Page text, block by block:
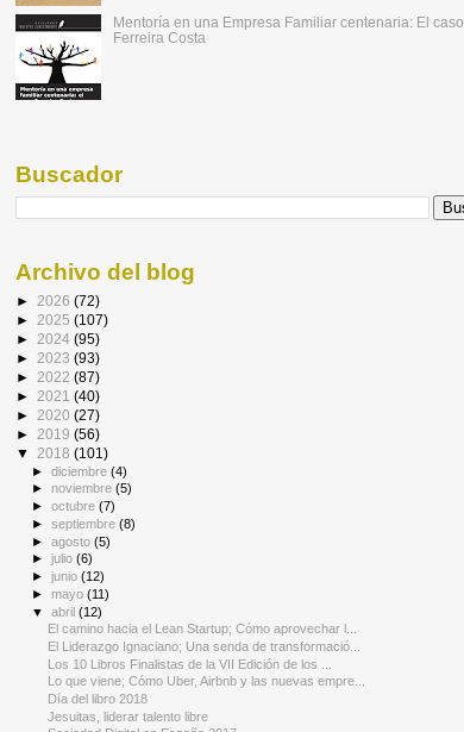
Mentoría en una Empresa Familiar centenaria: El caso
Ferreira Costa
Buscador
Archivo del blog
► 2026 (72)
► 2025 (107)
► 2024 (95)
► 2023 (93)
► 2022 (87)
► 2021 (40)
► 2020 (27)
► 2019 (56)
▼ 2018 (101)
►diciembre(4)
► noviembre(5)
►octubre(7)
►septiembre(8)
►agosto(5)
►julio(6)
►junio(12)
► mayo(11)
▼abril(12)
El camino hacia el Lean Startup; Cómo aprovechar l...
El Liderazgo Ignaciano; Una senda de transformació...
Los 10 Libros Finalistas de la VII Edición de los ...
Lo que viene; Cómo Uber, Airbnb y las nuevas empre...
Día del libro 2018
Jesuitas, liderar talento libre